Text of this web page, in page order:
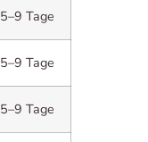
5–9 Tage
5–9 Tage
5–9 Tage